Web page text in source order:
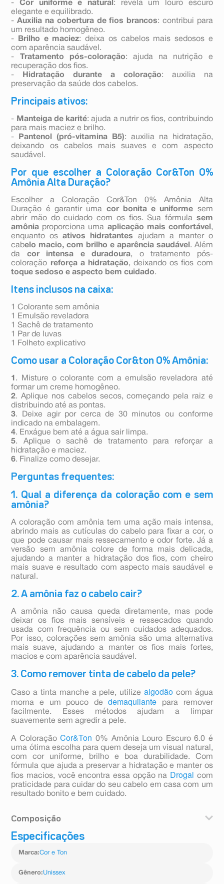
-Cor uniforme e natural : revela um louro escuro
elegante e equilibrado.
-Auxilia na cobertura de fios brancos: contribui para
um resultado homogêneo.
-
Brilho e maciez: deixa os cabelos mais sedosos e
com aparência saudável.
-
Tratamento pós-coloração: ajuda na nutrição e
recuperação dos fios.
-
Hidratação durante a coloração: auxilia na
preservação da saúde dos cabelos.
Principais ativos:
- Manteiga de karité: ajuda a nutrir os fios, contribuindo
para mais maciez e brilho.
-
Pantenol (pró-vitamina B5): auxilia na hidratação,
deixando os cabelos mais suaves e com aspecto
saudável.
Por que escolher a Coloração Cor&Ton 0%
Amônia Alta Duração?
Escolher a Coloração Cor&Ton 0% Amônia Alta
Duração é garantir uma cor bonita e uniforme sem
abrir mão do cuidado com os fios. Sua fórmula sem
amônia proporciona uma aplicação mais confortável ,
enquanto osativos hidratantes
ajudam a manter o
cabelo macio, com brilho e aparência saudável . Além
da cor intensa e duradoura, o tratamento pós-
coloração reforça a hidratação, deixando os fios com
toque sedoso e aspecto bem cuidado.
Itens inclusos na caixa:
1 Colorante sem amônia
1 Emulsão reveladora
1 Sachê de tratamento
1 Par de luvas
1 Folheto explicativo
Como usar a Coloração Cor&ton 0% Amônia:
1 . Misture o colorante com a emulsão reveladora até
formar um creme homogêneo.
2. Aplique nos cabelos secos, começando pela raiz e
distribuindo até as pontas.
3. Deixe agir por cerca de 30 minutos ou conforme
indicado na embalagem.
4. Enxágue bem até a água sair limpa.
5. Aplique o sachê de tratamento para reforçar a
hidratação e maciez.
6. Finalize como desejar.
Perguntas frequentes:
1. Qual a diferença da coloração com e sem
amônia?
A coloração com amônia tem uma ação mais intensa,
abrindo mais as cutículas do cabelo para fixar a cor, o
que pode causar mais ressecamento e odor forte. Já a
versão sem amônia colore de forma mais delicada,
ajudando a manter a hidratação dos fios, com cheiro
mais suave e resultado com aspecto mais saudável e
natural.
2. A amônia faz o cabelo cair?
A amônia não causa queda diretamente, mas pode
deixar os fios mais sensíveis e ressecados quando
usada com frequência ou sem cuidados adequados.
Por isso, colorações sem amônia são uma alternativa
mais suave, ajudando a manter os fios mais fortes,
macios e com aparência saudável.
3. Como remover tinta de cabelo da pele?
Caso a tinta manche a pele, utilizealgodão com água
morna e um pouco dedemaquilante para remover
facilmente. Esses métodos ajudam a limpar
suavemente sem agredir a pele.
A ColoraçãoCor&Ton 0% Amônia Louro Escuro 6.0 é
uma ótima escolha para quem deseja um visual natural,
com cor uniforme, brilho e boa durabilidade. Com
fórmula que ajuda a preservar a hidratação e manter os
fios macios, você encontra essa opção na Drogal com
praticidade para cuidar do seu cabelo em casa com um
resultado bonito e bem cuidado.
Composição
Água, Álcool Cetearílico,Etanolamina,Petrolato
400,Polietilenoglicol-20Éterdeálcool Oleílico,P-
Sódio,Poliquatérnio-22,Ácido Ascórbico,Ácido
Especificações
Marca:Cor e Ton
Gênero:Unissex